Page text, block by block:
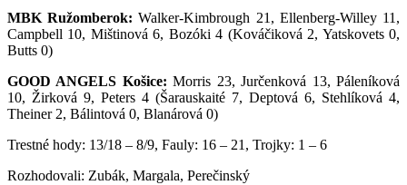
MBK Ružomberok: Walker-Kimbrough 21, Ellenberg-Willey 11,
Campbell 10, Mištinová 6, Bozóki 4 (Kováčiková 2, Yatskovets 0,
Butts 0)
GOOD ANGELS Košice: Morris 23, Jurčenková 13, Páleníková
10, Žirková 9, Peters 4 (Šarauskaité 7, Deptová 6, Stehlíková 4,
Theiner 2, Bálintová 0, Blanárová 0)
Trestné hody: 13/18 – 8/9, Fauly: 16 – 21, Trojky: 1 – 6
Rozhodovali: Zubák, Margala, Perečinský